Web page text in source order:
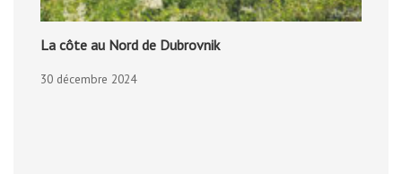
La côte au Nord de Dubrovnik
30 décembre 2024